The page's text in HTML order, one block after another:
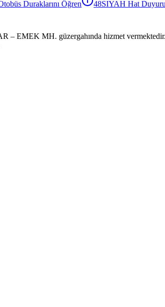
Duraklarını Öğren 48SIYAH Hat
EMEK MH. güzergahında hizmet